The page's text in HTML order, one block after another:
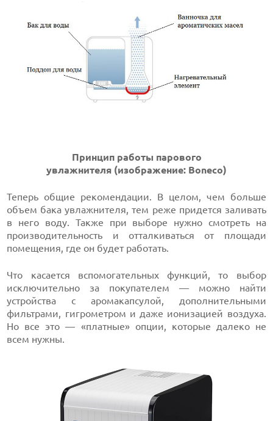
Принцип работы парового
увлажнителя (изображение: Boneco)
Теперь общие рекомендации. В целом, чем больше
объем бака увлажнителя, тем реже придется заливать
в него воду. Также при выборе нужно смотреть на
производительность и отталкиваться от площади
помещения, где он будет работать.
Что касается вспомогательных функций, то выбор
исключительно за покупателем — можно найти
устройства с аромакапсулой, дополнительными
фильтрами, гигрометром и даже ионизацией воздуха.
Но все это — «платные» опции, которые далеко не
всем нужны.